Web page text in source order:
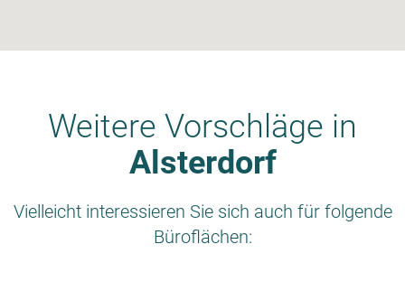
Weitere Vorschläge in
Alsterdorf
Vielleicht interessieren Sie sich auch für folgende
Büroflächen: